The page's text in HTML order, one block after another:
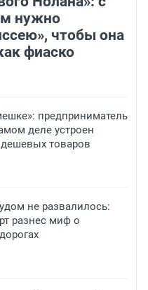
нужно
чтобы она
фиаско
предприниматель
деле устроен
товаров
не развалилось:
разнес миф о